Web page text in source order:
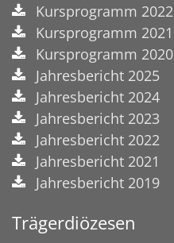
Kursprogramm 2022
Kursprogramm 2021
Kursprogramm 2020
Jahresbericht 2025
Jahresbericht 2024
Jahresbericht 2023
Jahresbericht 2022
Jahresbericht 2021
Jahresbericht 2019
Trägerdiözesen